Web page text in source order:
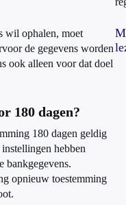
wil ophalen, moet
de gegevens worden
ook alleen voor dat doel
180 dagen?
180 dagen geldig
hebben
bankgegevens.
opnieuw toestemming